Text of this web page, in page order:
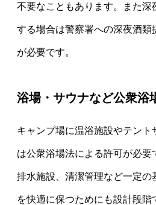
不要なこともあります。また深
する場合は警察署への深夜酒類
が必要です。
浴場・サウナなど公衆浴
キャンプ場に温浴施設やテント
は公衆浴場法による許可が必要
排水施設、清潔管理など一定の
を快適に保つためにも設計段階